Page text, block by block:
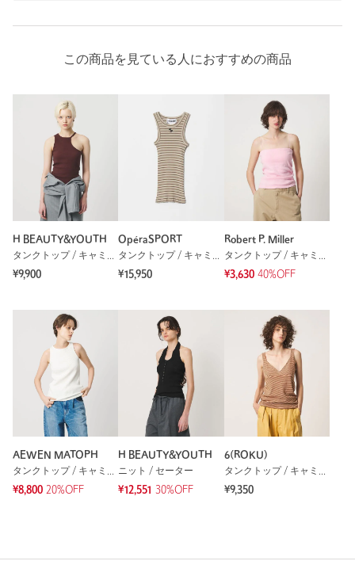
この商品を見ている人におすすめの商品
H BEAUTY&YOUTH
タンクトップ / キャミソール
¥9,900
OpéraSPORT
タンクトップ / キャミソール
¥15,950
Robert P. Miller
タンクトップ / キャミソール
¥3,630 40%OFF
AEWEN MATOPH
タンクトップ / キャミソール
¥8,800 20%OFF
H BEAUTY&YOUTH
ニット / セーター
¥12,551
30%OFF
6(ROKU)
タンクトップ / キャミソール
¥9,350